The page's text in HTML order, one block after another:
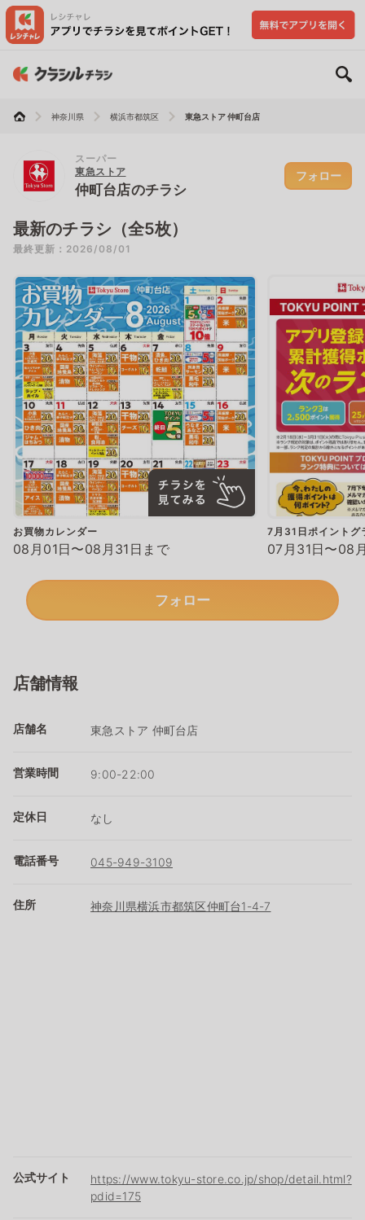
神奈川県 横浜市都筑区 東急ストア 仲町台店
スーパー
東急ストア
仲町台店のチラシ
フォロー
最新のチラシ（全5枚）
最終更新：2026/08/01
お買物カレンダー
08月01日〜08月31日まで
7月31日ポイントグ
07月31日〜08
フォロー
店舗情報
店舗名 東急ストア 仲町台店
営業時間 9:00-22:00
定休日 なし
電話番号 045-949-3109
住所 神奈川県横浜市都筑区仲町台1-4-7
公式サイト
https://www.tokyu-store.co.jp/shop/detail.html?
pdid=175